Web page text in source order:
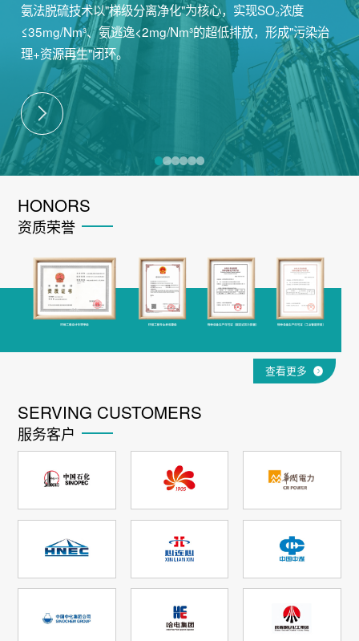
氨法脱硫技术以"梯级分离净化"为核心，实现SO₂浓度
≤35mg/Nm³、氨逃逸<2mg/Nm³的超低排放，形成"污染治
理+资源再生"闭环。
HONORS
资质荣誉
查看更多
SERVING CUSTOMERS
服务客户